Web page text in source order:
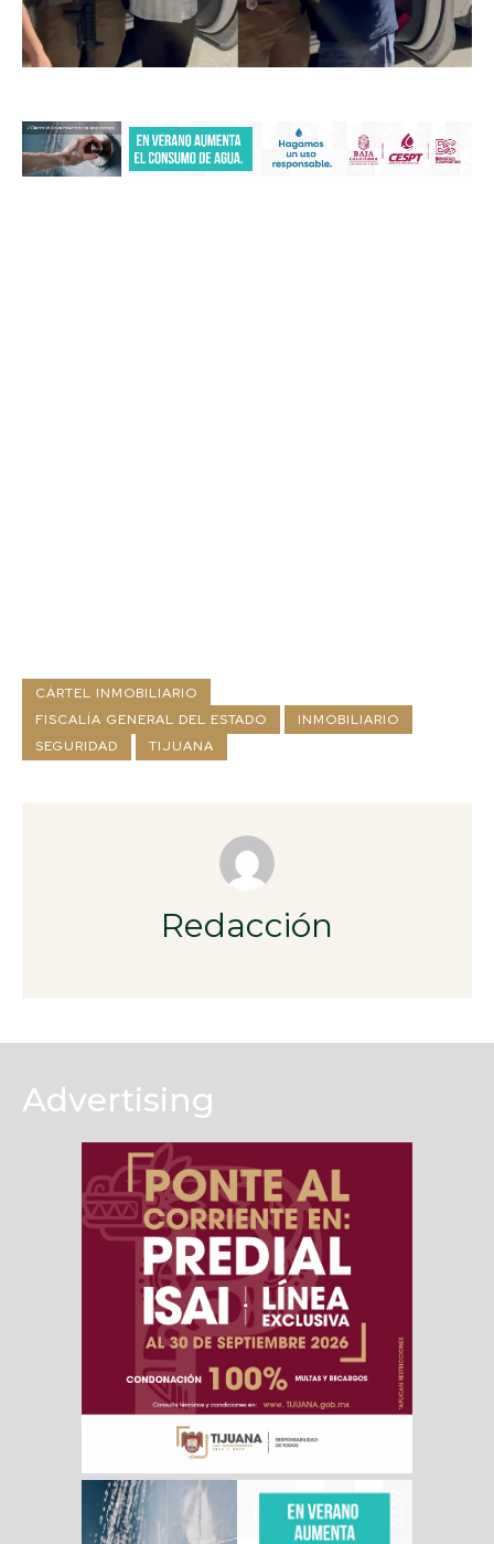
CÁRTEL INMOBILIARIO
FISCALÍA GENERAL DEL ESTADO
INMOBILIARIO
SEGURIDAD
TIJUANA
Redacción
Advertising